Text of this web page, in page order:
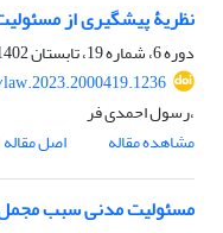
نظریۀ پیشگیری از
دوره 6، شماره 19، تابستان 1402، صفحه
،رسول احمدی فر
مشاهده مقاله
اصل مقاله
مسئولیت مدنی سبب مجمل